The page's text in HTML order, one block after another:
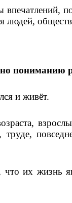
людей,
пониманию
и живёт.
труде,
что их жизнь